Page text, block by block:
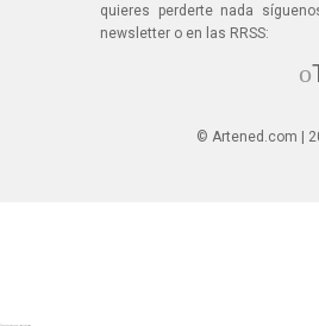
quieres perderte nada
newsletter o en las RRSS:
© Artened.com |